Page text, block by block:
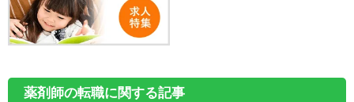
薬剤師の転職に関する記事